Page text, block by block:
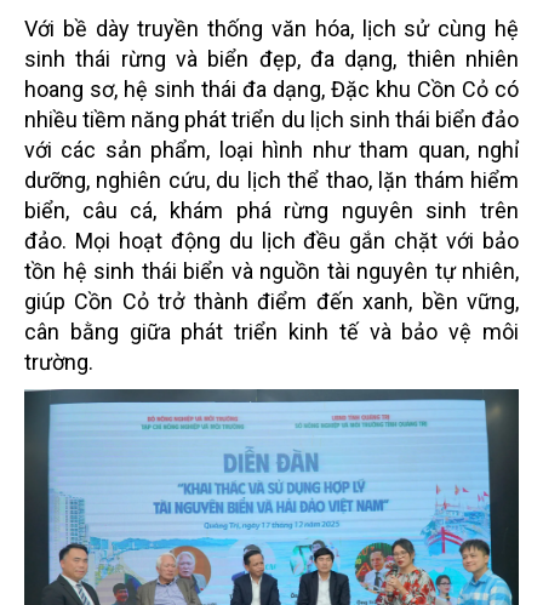
Với bề dày truyền thống văn hóa, lịch sử cùng hệ
sinh thái rừng và biển đẹp, đa dạng, thiên nhiên
hoang sơ, hệ sinh thái đa dạng, Đặc khu Cồn Cỏ có
nhiều tiềm năng phát triển du lịch sinh thái biển đảo
với các sản phẩm, loại hình như tham quan, nghỉ
dưỡng, nghiên cứu, du lịch thể thao, lặn thám hiểm
biển, câu cá, khám phá rừng nguyên sinh trên
đảo. Mọi hoạt động du lịch đều gắn chặt với bảo
tồn hệ sinh thái biển và nguồn tài nguyên tự nhiên,
giúp Cồn Cỏ trở thành điểm đến xanh, bền vững,
cân bằng giữa phát triển kinh tế và bảo vệ môi
trường.